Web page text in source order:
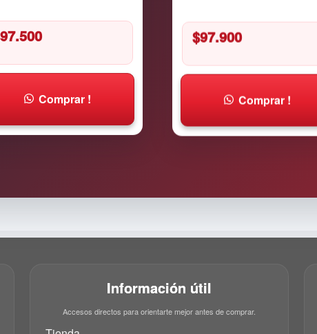
97.500
Comprar !
$97.900
Comprar !
Información útil
Accesos directos para orientarte mejor antes de comprar.